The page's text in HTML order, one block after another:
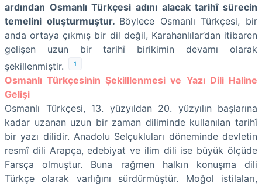
ardından Osmanlı Türkçesi adını alacak tarihî sürecin
temelini oluşturmuştur. Böylece Osmanlı Türkçesi, bir
anda ortaya çıkmış bir dil değil, Karahanlılar’dan itibaren
gelişen uzun bir tarihî birikimin devamı olarak
şekillenmiştir.
1
Osmanlı Türkçesinin Şekilllenmesi ve Yazı Dili Haline
Gelişi
Osmanlı Türkçesi, 13. yüzyıldan 20. yüzyılın başlarına
kadar uzanan uzun bir zaman diliminde kullanılan tarihî
bir yazı dilidir. Anadolu Selçukluları döneminde devletin
resmî dili Arapça, edebiyat ve ilim dili ise büyük ölçüde
Farsça olmuştur. Buna rağmen halkın konuşma dili
Türkçe olarak varlığını sürdürmüştür. Moğol istilaları,